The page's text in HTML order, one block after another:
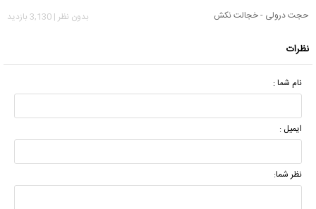
حجت درولی - خجالت نکش
بدون نظر | 3,130 بازدید
نظرات
نام شما :
ایمیل :
نظر شما: